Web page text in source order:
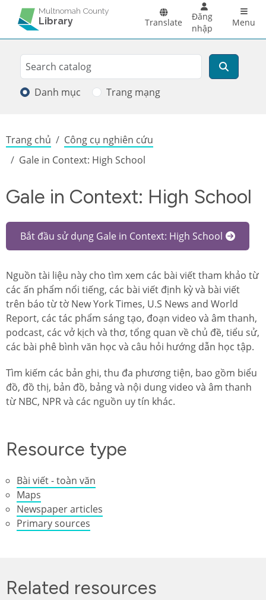
Skip to main content
Multnomah County
Library Translate
Đăng
nhập
Menu
Search
Tìm kiếm
Danh mục Trang mạng
Breadcrumb
Trang chủ
Công cụ nghiên cứu
Gale in Context: High School
Gale in Context: High School
Bắt đầu sử dụng Gale in Context: High School
Nguồn tài liệu này cho tìm xem các bài viết tham khảo từ
các ấn phẩm nổi tiếng, các bài viết định kỳ và bài viết
trên báo từ tờ New York Times, U.S News and World
Report, các tác phẩm sáng tạo, đoạn video và âm thanh,
podcast, các vở kịch và thơ, tổng quan về chủ đề, tiểu sử,
các bài phê bình văn học và câu hỏi hướng dẫn học tập.
Tìm kiếm các bản ghi, thu đa phương tiện, bao gồm biểu
đồ, đồ thị, bản đồ, bảng và nội dung video và âm thanh
từ NBC, NPR và các nguồn uy tín khác.
Resource type
Bài viết - toàn văn
Maps
Newspaper articles
Primary sources
Related resources